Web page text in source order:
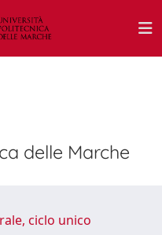
delle Marche
ciclo unico